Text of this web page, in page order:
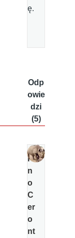
ę.
Odp
owie
dzi
(5)
Ri
n
o
C
er
o
nt